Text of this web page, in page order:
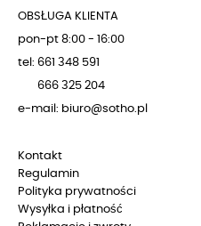
OBSŁUGA KLIENTA
pon-pt 8:00 - 16:00
tel: 661 348 591
666 325 204
e-mail: biuro@sotho.pl
Kontakt
Regulamin
Polityka prywatności
Wysyłka i płatność